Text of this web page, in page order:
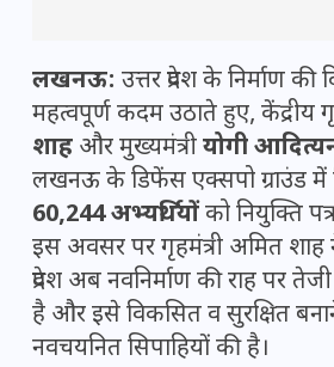
लखनऊ: उत्तर प्रदेश के निर्माण
महत्वपूर्ण कदम उठाते हुए, केंद्रीय
शाह और मुख्यमंत्रीयोगी
लखनऊ के डिफेंस एक्सपो ग्राउंड में
60,244 अभ्यर्थियोंको नियुक्ति
इस अवसर पर गृहमंत्री अमित शाह
प्रदेश अब नवनिर्माण की राह पर
है और इसे विकसित व सुरक्षित
नवचयनित सिपाहियों की है।